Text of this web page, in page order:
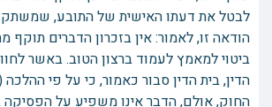
לבטל את דעתו האישית של התובע,
הודאה זו, לאמור: אין בזכרון הדברים תוקף
ביטוי למאמץ לעמוד ברצון הטוב. באשר
הדין, בית הדין סבור כאמור, כי על פי
החוק, אולם, הדבר אינו משפיע על הפסיקה